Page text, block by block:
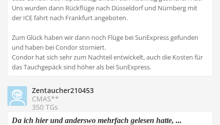
Uns wurden dann Rückflüge nach Düsseldorf und Nürnberg mit
der ICE fahrt nach Frankfurt angeboten.
Zum Glück haben wir dann noch Flüge bei SunExpress gefunden
und haben bei Condor storniert.
Condor hat sich sehr zum Nachteil entwickelt, auch die Kosten für
das Tauchgepäck sind höher als bei SunExpress.
Zentaucher210453
CMAS**
350 TGs
Da ich hier und anderswo mehrfach gelesen hatte, ...